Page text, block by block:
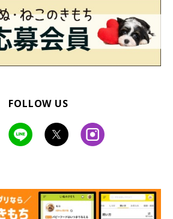
FOLLOW US